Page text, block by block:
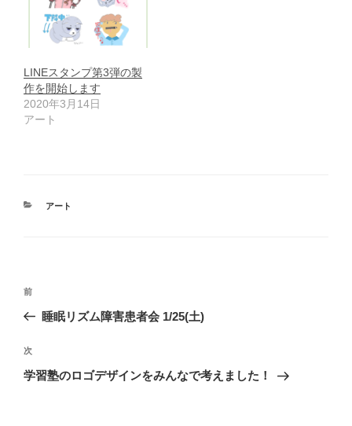
LINEスタンプ第3弾の製
作を開始します
2020年3月14日
アート
カ
アート
投
ナ
ビ
ゲ
前
の
稿
前
睡眠リズム障害患者会 1/25(土)
次
の
次
学習塾のロゴデザインをみんなで考えました！